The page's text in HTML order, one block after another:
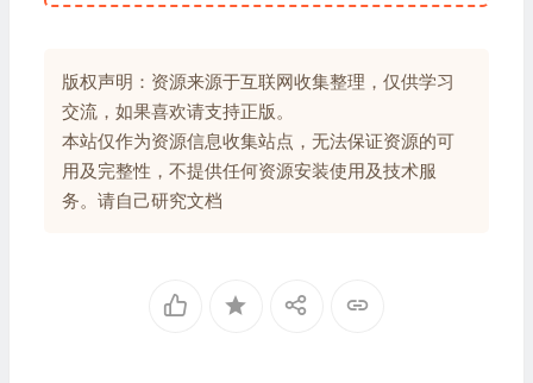
版权声明：资源来源于互联网收集整理，仅供学习
交流，如果喜欢请支持正版。
本站仅作为资源信息收集站点，无法保证资源的可
用及完整性，不提供任何资源安装使用及技术服
务。请自己研究文档